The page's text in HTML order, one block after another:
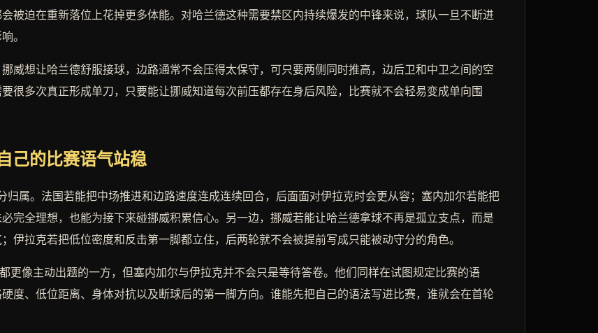
被迫在重新落位上花掉更多体能。对哈兰德这种需要禁区内持续爆发的中锋来说，球队一旦不断进
。
威想让哈兰德舒服接球，边路通常不会压得太保守，可只要两侧同时推高，边后卫和中卫之间的空
很多次真正形成单刀，只要能让挪威知道每次前压都存在身后风险，比赛就不会轻易变成单向围
己的比赛语气站稳
归属。法国若能把中场推进和边路速度连成连续回合，后面面对伊拉克时会更从容；塞内加尔若能把
完全理想，也能为接下来碰挪威积累信心。另一边，挪威若能让哈兰德拿球不再是孤立支点，而是
伊拉克若把低位密度和反击第一脚都立住，后两轮就不会被提前写成只能被动守分的角色。
更像主动出题的一方，但塞内加尔与伊拉克并不会只是等待答卷。他们同样在试图规定比赛的语
度、低位距离、身体对抗以及断球后的第一脚方向。谁能先把自己的语法写进比赛，谁就会在首轮